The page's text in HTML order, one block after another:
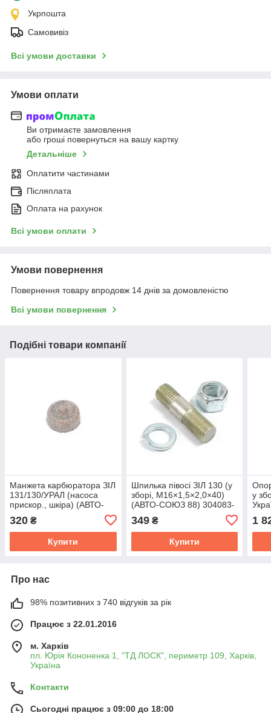
Укрпошта
Самовивіз
Всі умови доставки
Умови оплати
Ви отримаєте замовлення
або гроші повернуться на вашу картку
Детальніше
Оплатити частинами
Післяплата
Оплата на рахунок
Всі умови оплати
Умови повернення
Повернення товару впродовж 14 днів за домовленістю
Всі умови повернення
Подібні товари компанії
Манжета карбюратора ЗІЛ
131/130/УРАЛ (насоса
прискор., шкіра) (АВТО-
СОЮЗ 88) 130-1107506-В
320 ₴
Купити
Шпилька півосі ЗІЛ 130 (у
зборі, М16×1,5×2,0×40)
(АВТО-СОЮЗ 88) 304083-
349₴
Купити
у
1
Про нас
98% позитивних з 740 відгуків за рік
Працює з 22.01.2016
м. Харків
пл. Юрія Кононенка 1, "ТД ЛОСК", периметр 109, Харків,
Україна
Контакти
Сьогодні працює з 09:00 до 18:00